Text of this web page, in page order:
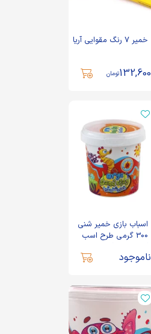
خمیر 7 رنگ مقوایی آریا
132,600تومان
اسباب بازی خمیر شنی
300 گرمی طرح اسب
ناموجود